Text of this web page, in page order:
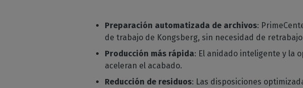
Preparación automatizada de archivos:
de trabajo de Kongsberg, sin necesidad de
Producción más rápida: El anidado inteligente y la
aceleran el acabado.
Reducción de residuos: Las disposiciones